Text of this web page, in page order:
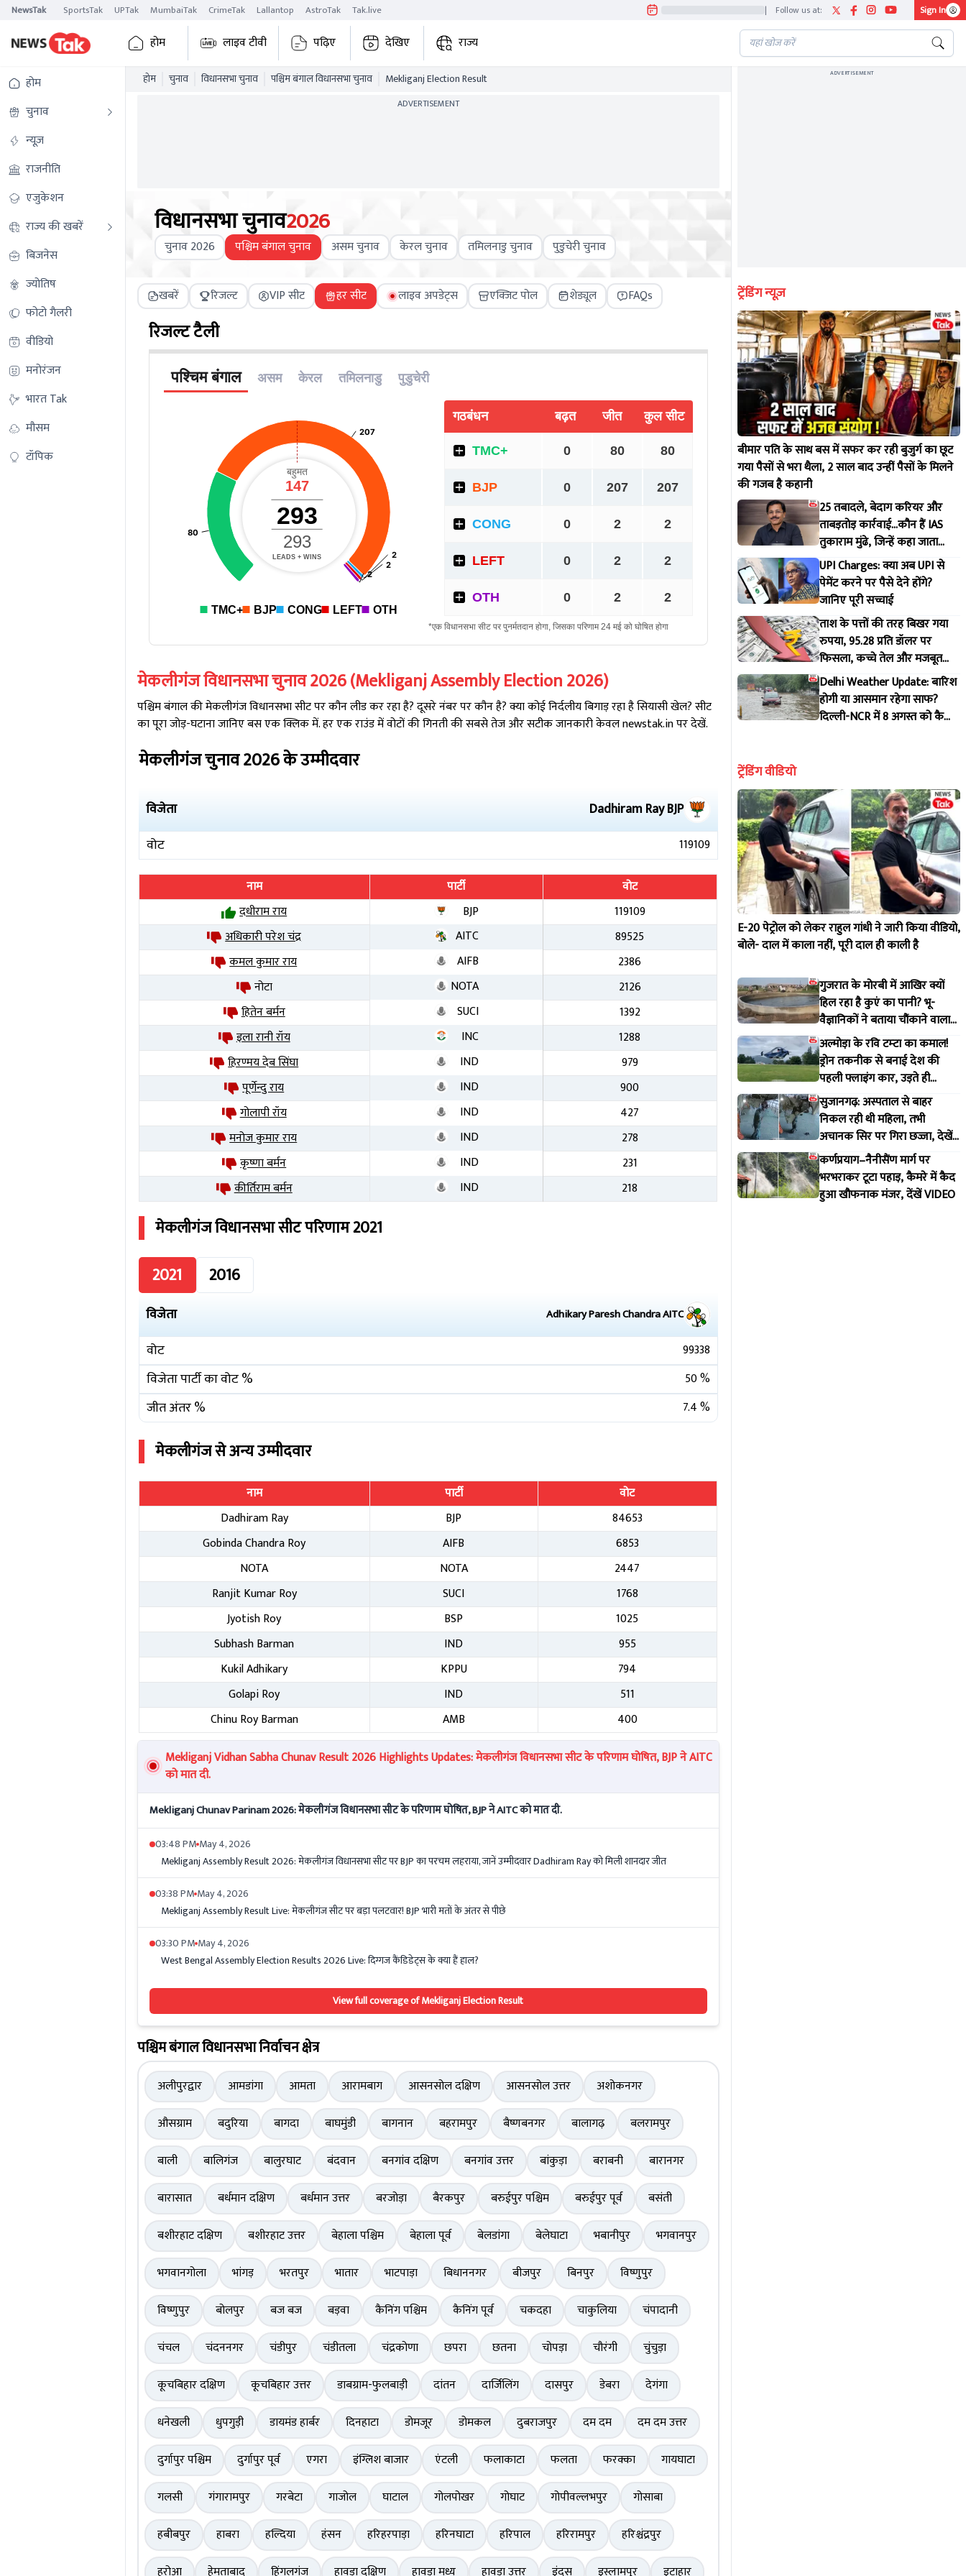
NewsTak SportsTak UPTak MumbaiTak CrimeTak Lallantop AstroTak Tak.live | Follow us at: Sign In
होम लाइव टीवी पढ़िए देखिए राज्य
होम
चुनाव
न्यूज़
राजनीति
एजुकेशन
राज्य की खबरें
बिजनेस
ज्योतिष
फोटो गैलरी
वीडियो
मनोरंजन
भारत Tak
मौसम
टॉपिक
होम चुनाव विधानसभा चुनाव पश्चिम बंगाल विधानसभा चुनाव Mekliganj Election Result
ADVERTISEMENT
विधानसभा चुनाव2026
चुनाव 2026 पश्चिम बंगाल चुनाव असम चुनाव केरल चुनाव तमिलनाडु चुनाव पुडुचेरी चुनाव
खबरें रिजल्ट VIP सीट हर सीट लाइव अपडेट्स एक्जिट पोल शेड्यूल FAQs
रिजल्ट टैली
मेकलीगंजविधानसभा चुनाव2026(MekliganjAssembly Election2026)
पश्चिम बंगालकीमेकलीगंजविधानसभा सीट पर कौन लीड कर रहा है? दूसरे नंबर पर कौन है? क्या कोई निर्दलीय बिगाड़ रहा है सियासी खेल? सीट
का पूरा जोड़-घटाना जानिए बस एक क्लिक में. हर एक राउंड में वोटों की गिनती की सबसे तेज और सटीक जानकारी केवल newstak.in पर देखें.
मेकलीगंजचुनाव2026के उम्मीदवार
विजेता Dadhiram RayBJP
वोट
119109
नाम पार्टी
वोट
दधीराम राय
BJP
119109
अधिकारी परेश चंद्र
AITC
89525
कमल कुमार राय
AIFB
2386
नोटा
NOTA
2126
हितेन बर्मन
SUCI
1392
इला रानी रॉय
INC
1288
हिरण्मय देब सिंघा
IND
979
पूर्णेन्दु राय
IND
900
गोलापी रॉय
IND
427
मनोज कुमार राय
IND
278
कृष्णा बर्मन
IND
231
कीर्तिराम बर्मन
IND 218
मेकलीगंजविधानसभा सीट परिणाम2021
2021
2016
विजेता Adhikary Paresh ChandraAITC
वोट 99338
विजेता पार्टी का वोट % 50%
जीत अंतर % 7.4%
मेकलीगंजसे अन्य उम्मीदवार
नाम पार्टी
वोट
Dadhiram Ray
BJP
84653
Gobinda Chandra Roy
AIFB
6853
NOTA
NOTA
2447
Ranjit Kumar Roy
SUCI
1768
Jyotish Roy
BSP
1025
Subhash Barman
IND
955
Kukil Adhikary
KPPU
794
Golapi Roy
IND
511
Chinu Roy Barman
AMB
400
Mekliganj Vidhan Sabha Chunav Result 2026 Highlights Updates: मेकलीगंज विधानसभा सीट के परिणाम घोषित, BJP ने AITC
को मात दी.
Mekliganj Chunav Parinam 2026: मेकलीगंज विधानसभा सीट के परिणाम घोषित, BJP ने AITC को मात दी.
03:48 PMMay 4, 2026
Mekliganj Assembly Result 2026: मेकलीगंज विधानसभा सीट पर BJP का परचम लहराया, जानें उम्मीदवार Dadhiram Ray को मिली शानदार जीत
03:38 PMMay 4, 2026
Mekliganj Assembly Result Live: मेकलीगंज सीट पर बड़ा पलटवार! BJP भारी मतों के अंतर से पीछे
03:30 PMMay 4, 2026
West Bengal Assembly Election Results 2026 Live: दिग्गज कैंडिडेट्स के क्या हैं हाल?
View full coverage of Mekliganj Election Result
पश्चिम बंगाल विधानसभा निर्वाचन क्षेत्र
अलीपुरद्वार आमडांगा आमता आरामबाग आसनसोल दक्षिण आसनसोल उत्तर
अशोकनगर
औसग्राम
बदुरिया बागदा बाघमुंडी बागनान बहरामपुर बैष्णबनगर बालागढ़
बलरामपुर
बाली
बालिगंज बालुरघाट बंदवान बनगांव दक्षिण बनगांव उत्तर बांकुड़ा बराबनी
बारानगर
बारासात
बर्धमान दक्षिण बर्धमान उत्तर बरजोड़ा बैरकपुर बरुईपुर पश्चिम बरुईपुर पूर्व
बसंती
बशीरहाट दक्षिण
बशीरहाट उत्तर बेहाला पश्चिम बेहाला पूर्व बेलडांगा बेलेघाटा भबानीपुर
भगवानपुर
भगवानगोला
भांगड़ भरतपुर भातार भाटपाड़ा बिधाननगर बीजपुर बिनपुर
विष्णुपुर
विष्णुपुर
बोलपुर बज बज बड़वा कैनिंग पश्चिम कैनिंग पूर्व चकदहा चाकुलिया
चंपादानी
चंचल
चंदननगर चंडीपुर चंडीतला चंद्रकोणा छपरा छतना चोपड़ा चौरंगी
चुंचुड़ा
कूचबिहार दक्षिण
कूचबिहार उत्तर डाबग्राम-फुलबाड़ी दांतन दार्जिलिंग दासपुर डेबरा
देगंगा
धनेखली
धुपगुड़ी डायमंड हार्बर दिनहाटा डोमजूर डोमकल दुबराजपुर दम दम
दम दम उत्तर
दुर्गापुर पश्चिम
दुर्गापुर पूर्व एगरा इंग्लिश बाजार एंटली फलाकाटा फलता फरक्का
गायघाटा
गलसी
गंगारामपुर गरबेटा गाजोल घाटाल गोलपोखर गोघाट गोपीवल्लभपुर
गोसाबा
हबीबपुर
हाबरा हल्दिया हंसन हरिहरपाड़ा हरिनघाटा हरिपाल हरिरामपुर
हरिश्चंद्रपुर
हरोआ
हेमताबाद हिंगलगंज हावड़ा दक्षिण हावड़ा मध्य हावड़ा उत्तर इंदस इस्लामपुर इटाहार
ADVERTISEMENT
ट्रेंडिंग न्यूज़
बीमार पति के साथ बस में सफर कर रही बुजुर्ग का छूट
गया पैसों से भरा थैला, 2 साल बाद उन्हीं पैसों के मिलने
की गजब है कहानी
25 तबादले, बेदाग करियर और
ताबड़तोड़ कार्रवाई...कौन हैं IAS
तुकाराम मुंढे, जिन्हें कहा जाता
महाराष्ट्र FDA का 'सिंघम'
UPI Charges: क्या अब UPI से
पेमेंट करने पर पैसे देने होंगे?
जानिए पूरी सच्चाई
ताश के पत्तों की तरह बिखर गया
रुपया, 95.28 प्रति डॉलर पर
फिसला, कच्चे तेल और मजबूत
डॉलर से दबाव, पूरी डिटेल
Delhi Weather Update: बारिश
होगी या आसमान रहेगा साफ?
दिल्ली-NCR में 8 अगस्त को कैसा
ट्रेंडिंग वीडियो
E-20 पेट्रोल को लेकर राहुल गांधी ने जारी किया वीडियो,
बोले- दाल में काला नहीं, पूरी दाल ही काली है
गुजरात के मोरबी में आखिर क्यों
हिल रहा है कुएं का पानी? भू-
वैज्ञानिकों ने बताया चौंकाने वाला
सच
अल्मोड़ा के रवि टम्टा का कमाल!
ड्रोन तकनीक से बनाई देश की
पहली फ्लाइंग कार, उड़ते ही
वायरल हुआ वीडियो
सुजानगढ़: अस्पताल से बाहर
निकल रही थी महिला, तभी
अचानक सिर पर गिरा छज्जा, देखें
VIDEO
कर्णप्रयाग–नैनीसैंण मार्ग पर
भरभराकर टूटा पहाड़, कैमरे में कैद
हुआ खौफनाक मंजर, देंखें VIDEO